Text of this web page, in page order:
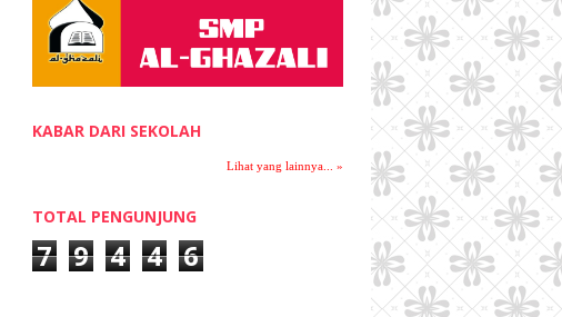
▼April 2017
MANFAAT DAN BAHAYA AIR PUTIH
MANFAAT DAN BAHAYA LIDAH BUAYA
MANFAAT DAN BAHAYA CABAI BAGI
KABAR DARI SEKOLAH
Lihat yang lainnya... »
TOTAL PENGUNJUNG
7 9 4 4 6